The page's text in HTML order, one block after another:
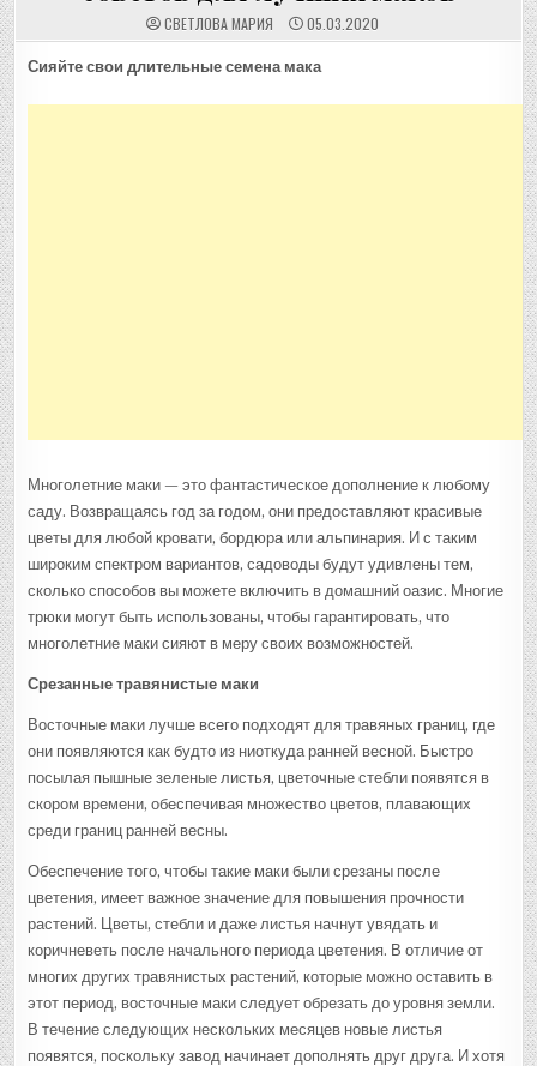
СВЕТЛОВА МАРИЯ 05.03.2020
Сияйте свои длительные семена мака
Многолетние маки — это фантастическое дополнение к любому
саду. Возвращаясь год за годом, они предоставляют красивые
цветы для любой кровати, бордюра или альпинария. И с таким
широким спектром вариантов, садоводы будут удивлены тем,
сколько способов вы можете включить в домашний оазис. Многие
трюки могут быть использованы, чтобы гарантировать, что
многолетние маки сияют в меру своих возможностей.
Срезанные травянистые маки
Восточные маки лучше всего подходят для травяных границ, где
они появляются как будто из ниоткуда ранней весной. Быстро
посылая пышные зеленые листья, цветочные стебли появятся в
скором времени, обеспечивая множество цветов, плавающих
среди границ ранней весны.
Обеспечение того, чтобы такие маки были срезаны после
цветения, имеет важное значение для повышения прочности
растений. Цветы, стебли и даже листья начнут увядать и
коричневеть после начального периода цветения. В отличие от
многих других травянистых растений, которые можно оставить в
этот период, восточные маки следует обрезать до уровня земли.
В течение следующих нескольких месяцев новые листья
появятся, поскольку завод начинает дополнять друг друга. И хотя